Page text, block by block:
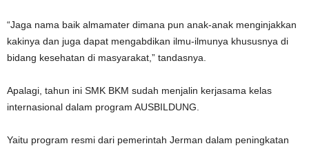
“Jaga nama baik almamater dimana pun anak-anak menginjakkan
kakinya dan juga dapat mengabdikan ilmu-ilmunya khususnya di
bidang kesehatan di masyarakat,” tandasnya.
Apalagi, tahun ini SMK BKM sudah menjalin kerjasama kelas
internasional dalam program AUSBILDUNG.
Yaitu program resmi dari pemerintah Jerman dalam peningkatan